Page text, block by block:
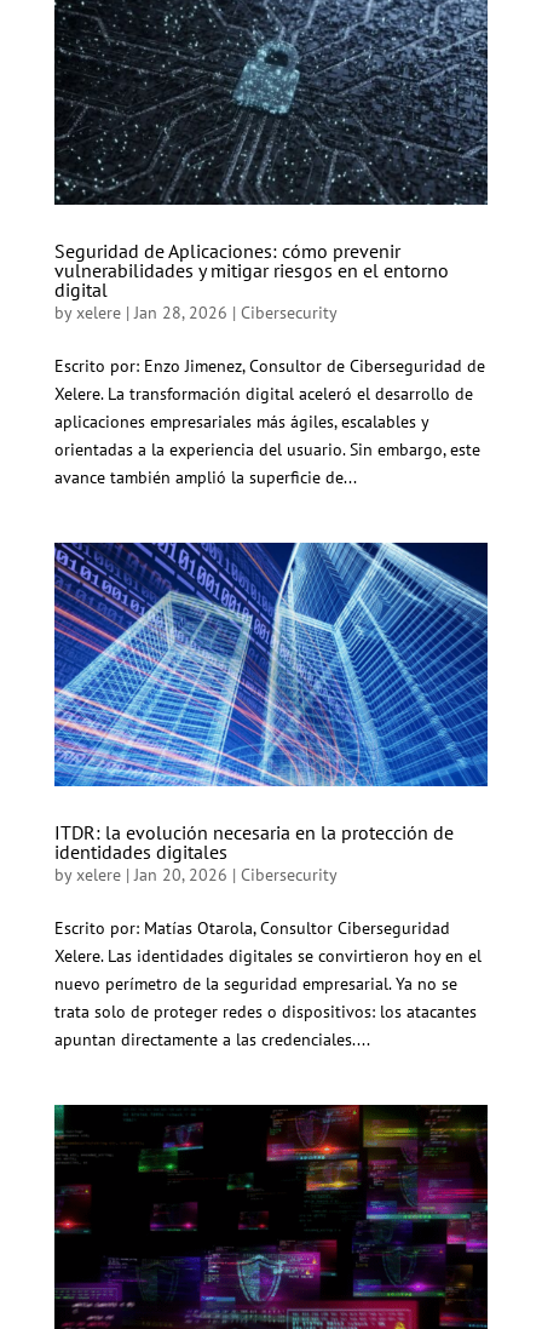
Seguridad de Aplicaciones: cómo prevenir
vulnerabilidades y mitigar riesgos en el entorno
digital
byxelere|Jan 28, 2026 | Cibersecurity
Escrito por: Enzo Jimenez, Consultor de Ciberseguridad de
Xelere. La transformación digital aceleró el desarrollo de
aplicaciones empresariales más ágiles, escalables y
orientadas a la experiencia del usuario. Sin embargo, este
avance también amplió la superficie de...
ITDR: la evolución necesaria en la protección de
identidades digitales
byxelere|Jan 20, 2026 | Cibersecurity
Escrito por: Matías Otarola, Consultor Ciberseguridad
Xelere. Las identidades digitales se convirtieron hoy en el
nuevo perímetro de la seguridad empresarial. Ya no se
trata solo de proteger redes o dispositivos: los atacantes
apuntan directamente a las credenciales....